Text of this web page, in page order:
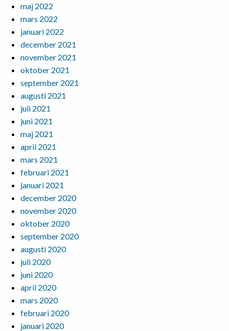
maj 2022
mars 2022
januari 2022
december 2021
november 2021
oktober 2021
september 2021
augusti 2021
juli 2021
juni 2021
maj 2021
april 2021
mars 2021
februari 2021
januari 2021
december 2020
november 2020
oktober 2020
september 2020
augusti 2020
juli 2020
juni 2020
april 2020
mars 2020
februari 2020
januari 2020